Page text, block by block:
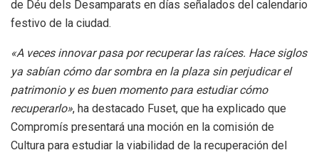
de Déu dels Desamparats en días señalados del calendario
festivo de la ciudad.
«A veces innovar pasa por recuperar las raíces. Hace siglos
ya sabían cómo dar sombra en la plaza sin perjudicar el
patrimonio y es buen momento para estudiar cómo
recuperarlo», ha destacado Fuset, que ha explicado que
Compromís presentará una moción en la comisión de
Cultura para estudiar la viabilidad de la recuperación del